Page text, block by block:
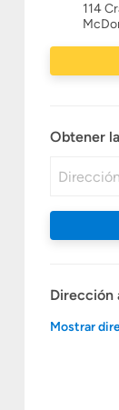
114
Obtener
Dirección
Mostrar